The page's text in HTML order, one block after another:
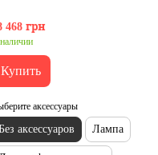
468 грн
Купить
аксессуары
аксессуаров Лампа